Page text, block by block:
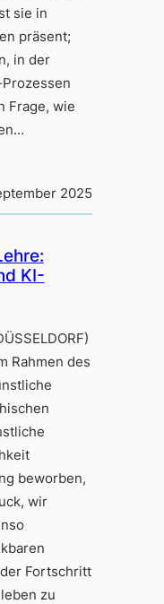
sie in
präsent;
in der
Frage, wie
2025
KI-
Rahmen des
beworben,
wir
Fortschritt
zu